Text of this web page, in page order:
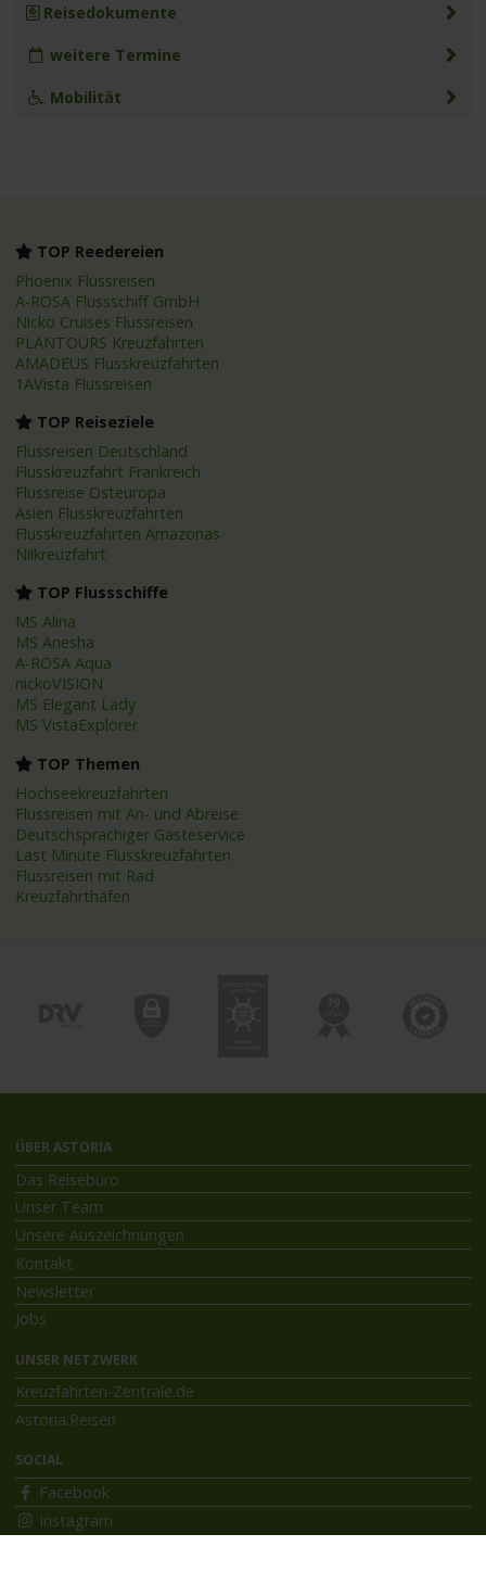
Reisedokumente
weitere Termine
Mobilität
TOP Reedereien
Phoenix Flussreisen
A-ROSA Flussschiff GmbH
Nicko Cruises Flussreisen
PLANTOURS Kreuzfahrten
AMADEUS Flusskreuzfahrten
1AVista Flussreisen
TOP Reiseziele
Flussreisen Deutschland
Flusskreuzfahrt Frankreich
Flussreise Osteuropa
Asien Flusskreuzfahrten
Flusskreuzfahrten Amazonas
Nilkreuzfahrt
TOP Flussschiffe
MS Alina
MS Anesha
A-ROSA Aqua
nickoVISION
MS Elegant Lady
MS VistaExplorer
TOP Themen
Hochseekreuzfahrten
Flussreisen mit An- und Abreise
Deutschsprachiger Gästeservice
Last Minute Flusskreuzfahrten
Flussreisen mit Rad
Kreuzfahrthäfen
ÜBER ASTORIA
Das Reisebüro
Unser Team
Unsere Auszeichnungen
Kontakt
Newsletter
Jobs
UNSER NETZWERK
Kreuzfahrten-Zentrale.de
Astoria.Reisen
SOCIAL
Facebook
Instagram